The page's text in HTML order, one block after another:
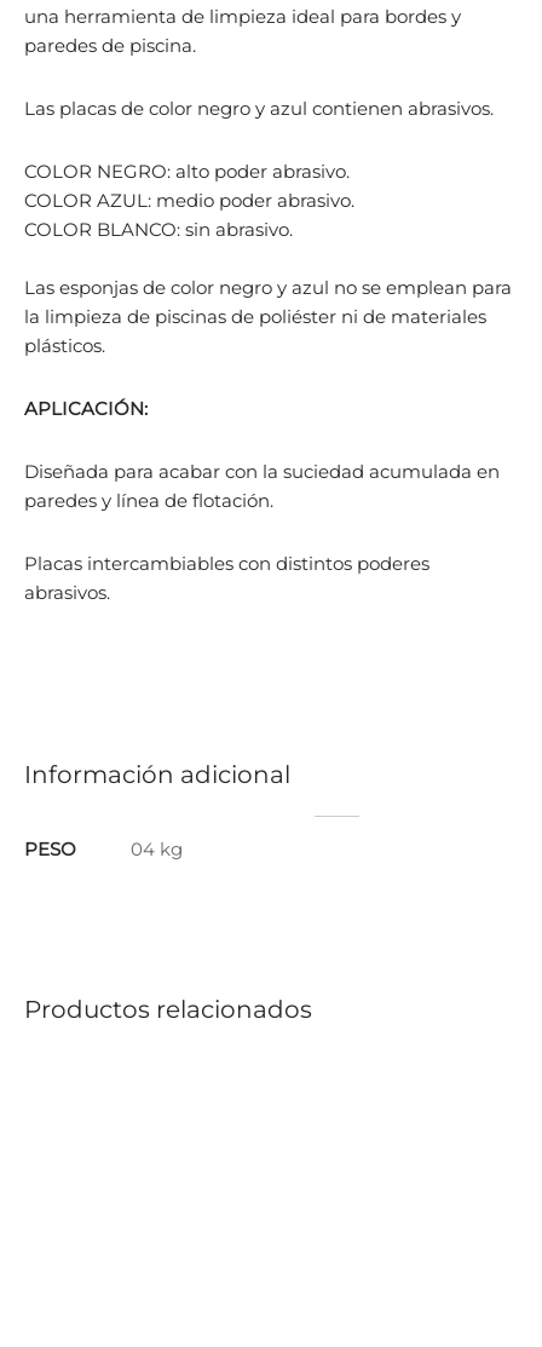
una herramienta de limpieza ideal para bordes y
paredes de piscina.
Las placas de color negro y azul contienen abrasivos.
COLOR NEGRO: alto poder abrasivo.
COLOR AZUL: medio poder abrasivo.
COLOR BLANCO: sin abrasivo.
Las esponjas de color negro y azul no se emplean para
la limpieza de piscinas de poliéster ni de materiales
plásticos.
APLICACIÓN:
Diseñada para acabar con la suciedad acumulada en
paredes y línea de flotación.
Placas intercambiables con distintos poderes
abrasivos.
Información adicional
PESO 04 kg
Productos relacionados